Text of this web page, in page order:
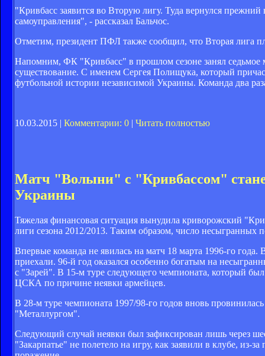
"Кривбасс заявится во Вторую лигу. Туда вернулся
самоуправления", - рассказал Бальчос.
Отметим, президент ПФЛ также сообщил, что Вторая лига
Напомним, ФК "Кривбасс" в прошлом сезоне занял седьмое
существование. С именем Сергея Полищука, который
футбольной истории независимой Украины. Команда два
10.03.2015 | Комментарии: 0 | Читать полностью
Матч "Волыни" с "Кривбассом"
Украины
Тяжелая финансовая ситуация вынудила криворожский
лиги сезона 2012/2013. Таким образом, число несыгранных
Впервые команда не явилась на матч 18 марта 1996-го
приехали. 96-й год оказался особенно богатым на
с "Зарей". В 15-м туре следующего чемпионата, который
ЦСКА по причине неявки армейцев.
В 28-м туре чемпионата 1997/98-го годов вновь
"Металлургом".
Следующий случай неявки был зафиксирован лишь через
"Закарпатье" не полетело на игру, как заявили в клубе,